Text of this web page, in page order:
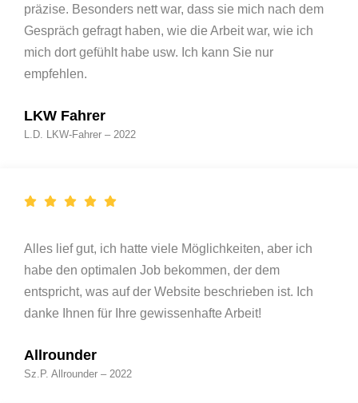
präzise. Besonders nett war, dass sie mich nach dem
Gespräch gefragt haben, wie die Arbeit war, wie ich
mich dort gefühlt habe usw. Ich kann Sie nur
empfehlen.
LKW Fahrer
L.D. LKW-Fahrer – 2022
Alles lief gut, ich hatte viele Möglichkeiten, aber ich
habe den optimalen Job bekommen, der dem
entspricht, was auf der Website beschrieben ist. Ich
danke Ihnen für Ihre gewissenhafte Arbeit!
Allrounder
Sz.P. Allrounder – 2022